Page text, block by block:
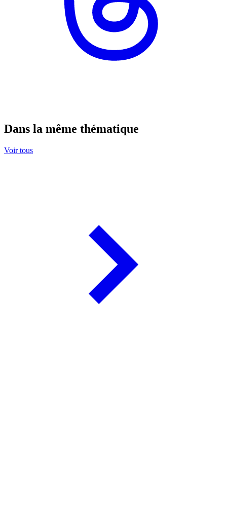
Dans la même thématique
Voir tous